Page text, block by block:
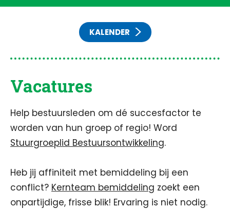
KALENDER
Vacatures
Help bestuursleden om dé succesfactor te
worden van hun groep of regio! Word
Stuurgroeplid Bestuursontwikkeling.
Heb jij affiniteit met bemiddeling bij een
conflict? Kernteam bemiddeling zoekt een
onpartijdige, frisse blik! Ervaring is niet nodig.